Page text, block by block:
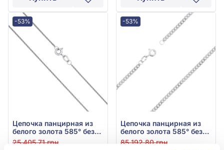
-53%
Цепочка панцирная из
белого золота 585° без
вставки, арт. ц301002б
25 405,71 грн
-53%
Цепочка панцирная из
белого золота 585° без
вставки, арт. ц301008б
85 192,80 грн